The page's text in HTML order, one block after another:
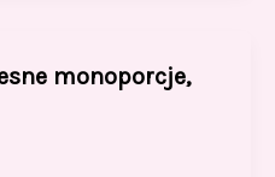
monoporcje,